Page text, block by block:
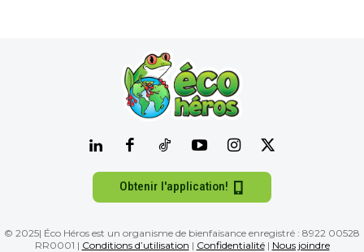
Obtenir l'application!
© 2025| Éco Héros est un organisme de bienfaisance enregistré : 8922 00528
RR0001 | Conditions d’utilisation | Confidentialité| Nous joindre